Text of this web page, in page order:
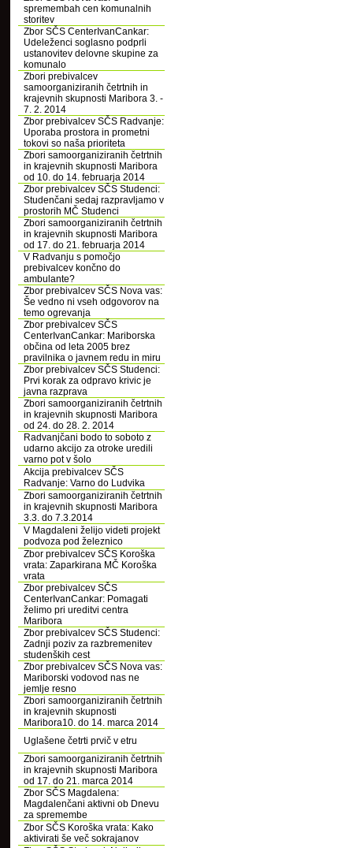
spremembah cen komunalnih
storitev
Zbor SČS CenterIvanCankar:
Udeleženci soglasno podprli
ustanovitev delovne skupine za
komunalo
Zbori prebivalcev
samoorganiziranih četrtnih in
krajevnih skupnosti Maribora 3. -
7. 2. 2014
Zbor prebivalcev SČS Radvanje:
Uporaba prostora in prometni
tokovi so naša prioriteta
Zbori samoorganiziranih četrtnih
in krajevnih skupnosti Maribora
od 10. do 14. februarja 2014
Zbor prebivalcev SČS Studenci:
Studenčani sedaj razpravljamo v
prostorih MČ Studenci
Zbori samoorganiziranih četrtnih
in krajevnih skupnosti Maribora
od 17. do 21. februarja 2014
V Radvanju s pomočjo
prebivalcev končno do
ambulante?
Zbor prebivalcev SČS Nova vas:
Še vedno ni vseh odgovorov na
temo ogrevanja
Zbor prebivalcev SČS
CenterIvanCankar: Mariborska
občina od leta 2005 brez
pravilnika o javnem redu in miru
Zbor prebivalcev SČS Studenci:
Prvi korak za odpravo krivic je
javna razprava
Zbori samoorganiziranih četrtnih
in krajevnih skupnosti Maribora
od 24. do 28. 2. 2014
Radvanjčani bodo to soboto z
udarno akcijo za otroke uredili
varno pot v šolo
Akcija prebivalcev SČS
Radvanje: Varno do Ludvika
Zbori samoorganiziranih četrtnih
in krajevnih skupnosti Maribora
3.3. do 7.3.2014
V Magdaleni želijo videti projekt
podvoza pod železnico
Zbor prebivalcev SČS Koroška
vrata: Zaparkirana MČ Koroška
vrata
Zbor prebivalcev SČS
CenterIvanCankar: Pomagati
želimo pri ureditvi centra
Maribora
Zbor prebivalcev SČS Studenci:
Zadnji poziv za razbremenitev
studenških cest
Zbor prebivalcev SČS Nova vas:
Mariborski vodovod nas ne
jemlje resno
Zbori samoorganiziranih četrtnih
in krajevnih skupnosti
Maribora10. do 14. marca 2014
Uglašene četrti prvič v etru
Zbori samoorganiziranih četrtnih
in krajevnih skupnosti Maribora
od 17. do 21. marca 2014
Zbor SČS Magdalena:
Magdalenčani aktivni ob Dnevu
za spremembe
Zbor SČS Koroška vrata: Kako
aktivirati še več sokrajanov